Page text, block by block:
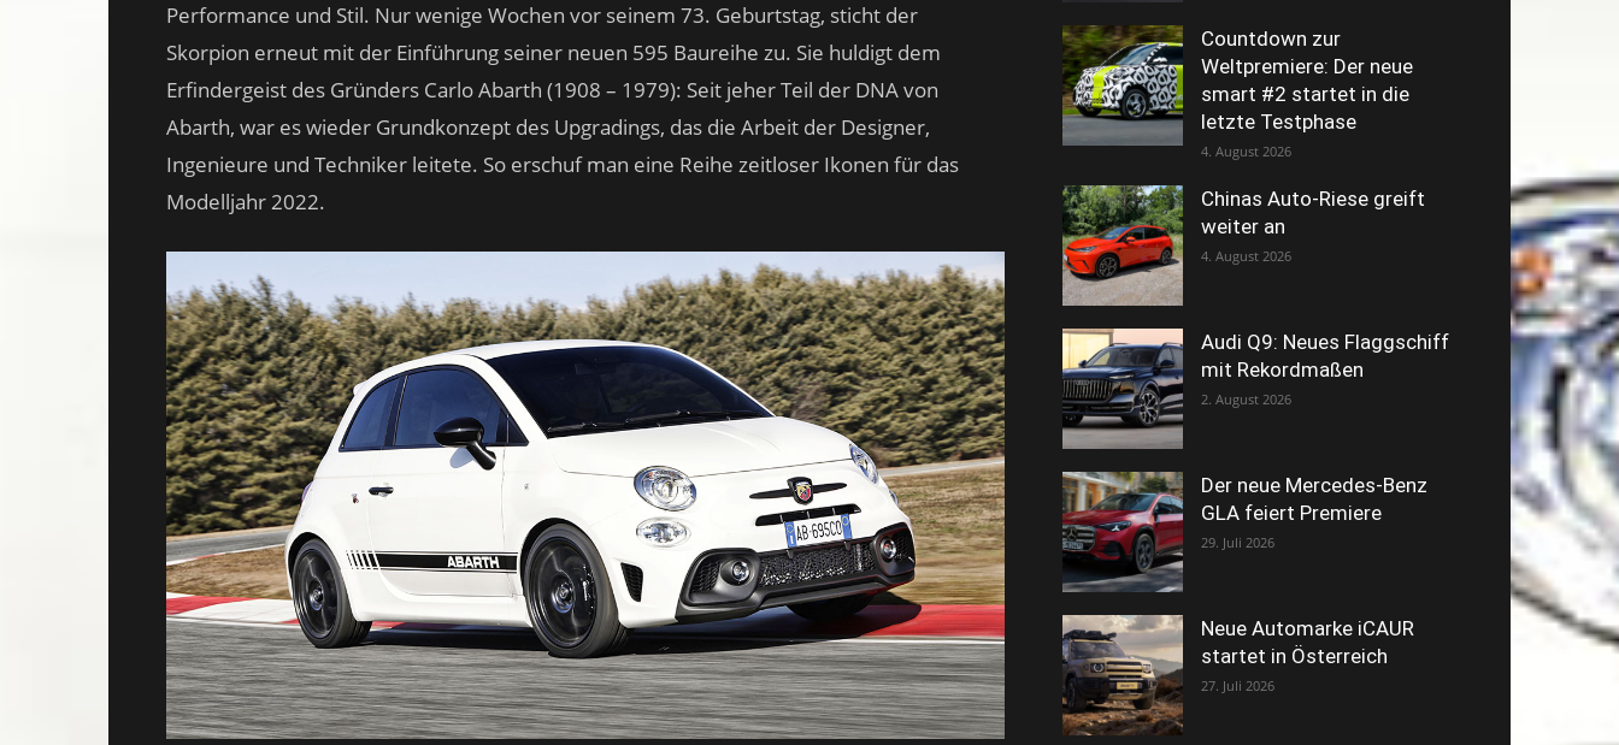
Performance und Stil. Nur wenige Wochen vor seinem 73. Geburtstag, sticht der
Skorpion erneut mit der Einführung seiner neuen 595 Baureihe zu. Sie huldigt dem
Erfindergeist des Gründers Carlo Abarth (1908 – 1979): Seit jeher Teil der DNA von
Abarth, war es wieder Grundkonzept des Upgradings, das die Arbeit der Designer,
Ingenieure und Techniker leitete. So erschuf man eine Reihe zeitloser Ikonen für das
Modelljahr 2022.
Countdown zur
Weltpremiere: Der neue
smart #2 startet in die
letzte Testphase
4. August 2026
Chinas Auto-Riese greift
weiter an
4. August 2026
Audi Q9: Neues Flaggschiff
mit Rekordmaßen
2. August 2026
Der neue Mercedes-Benz
GLA feiert Premiere
29. Juli 2026
Neue Automarke iCAUR
startet in Österreich
27. Juli 2026